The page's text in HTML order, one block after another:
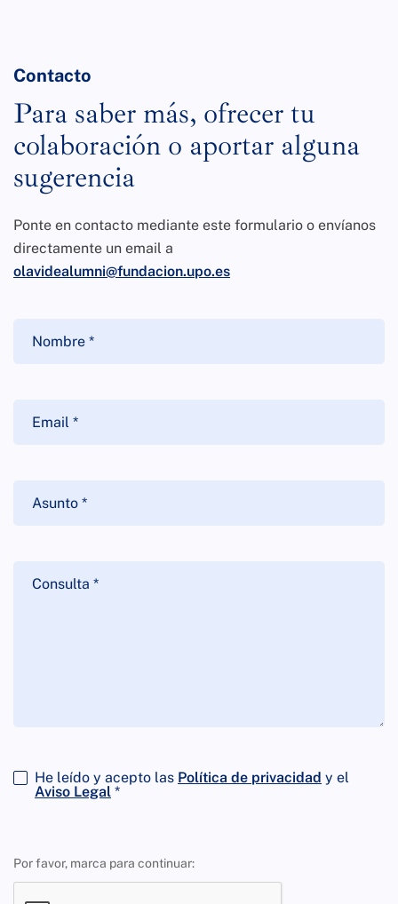
Contacto
Para saber más, ofrecer tu
colaboración o aportar alguna
sugerencia
Ponte en contacto mediante este formulario o envíanos
directamente un email a
olavidealumni@fundacion.upo.es
He leído y acepto las Política de privacidad y el
Aviso Legal *
Por favor, marca para continuar: